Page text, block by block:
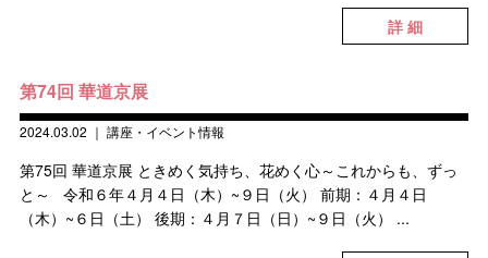
詳 細
第74回 華道京展
2024.03.02 ｜ 講座・イベント情報
第75回 華道京展 ときめく気持ち、花めく心～これからも、ずっ
と～ 令和６年４月４日（木）~９日（火） 前期：４月４日
（木）~６日（土） 後期：４月７日（日）~９日（火） ...